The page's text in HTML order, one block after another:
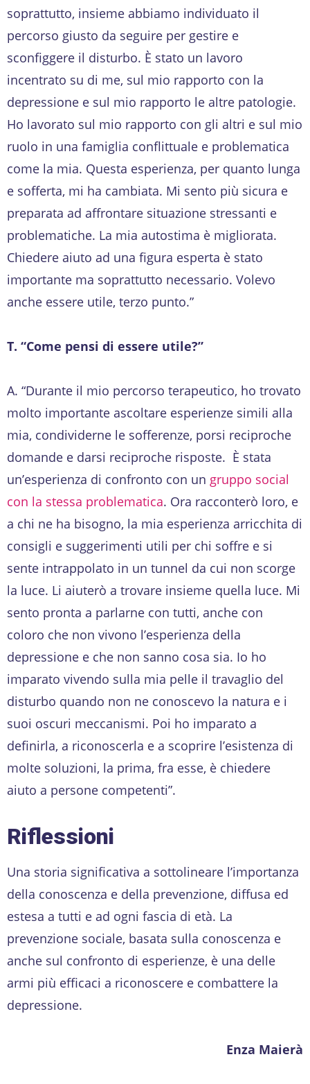
soprattutto, insieme abbiamo individuato il
percorso giusto da seguire per gestire e
sconfiggere il disturbo. È stato un lavoro
incentrato su di me, sul mio rapporto con la
depressione e sul mio rapporto le altre patologie.
Ho lavorato sul mio rapporto con gli altri e sul mio
ruolo in una famiglia conflittuale e problematica
come la mia. Questa esperienza, per quanto lunga
e sofferta, mi ha cambiata. Mi sento più sicura e
preparata ad affrontare situazione stressanti e
problematiche. La mia autostima è migliorata.
Chiedere aiuto ad una figura esperta è stato
importante ma soprattutto necessario. Volevo
anche essere utile, terzo punto.”
T. “Come pensi di essere utile?”
A. “Durante il mio percorso terapeutico, ho trovato
molto importante ascoltare esperienze simili alla
mia, condividerne le sofferenze, porsi reciproche
domande e darsi reciproche risposte. È stata
un’esperienza di confronto con un gruppo social
con la stessa problematica. Ora racconterò loro, e
a chi ne ha bisogno, la mia esperienza arricchita di
consigli e suggerimenti utili per chi soffre e si
sente intrappolato in un tunnel da cui non scorge
la luce. Li aiuterò a trovare insieme quella luce. Mi
sento pronta a parlarne con tutti, anche con
coloro che non vivono l’esperienza della
depressione e che non sanno cosa sia. Io ho
imparato vivendo sulla mia pelle il travaglio del
disturbo quando non ne conoscevo la natura e i
suoi oscuri meccanismi. Poi ho imparato a
definirla, a riconoscerla e a scoprire l’esistenza di
molte soluzioni, la prima, fra esse, è chiedere
aiuto a persone competenti”.
Riflessioni
Una storia significativa a sottolineare l’importanza
della conoscenza e della prevenzione, diffusa ed
estesa a tutti e ad ogni fascia di età. La
prevenzione sociale, basata sulla conoscenza e
anche sul confronto di esperienze, è una delle
armi più efficaci a riconoscere e combattere la
depressione.
Enza Maierà